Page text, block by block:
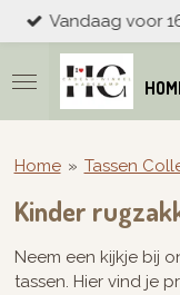
Ga
direct
naar
de
hoofdinhoud
Vandaag voor
Home » Tassen
Kinder
Neem een kijkje bij
tassen. Hier vind je